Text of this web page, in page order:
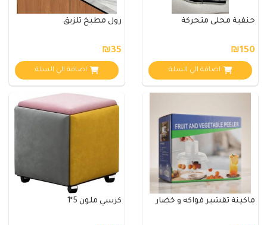
حنفية مجلى متحركة
₪150
اضافة الي السلة
رول مطبخ تلزيق
₪35
اضافة الي السلة
ماكينة تقشير فواكه و خضار كرسي ملون 5*1